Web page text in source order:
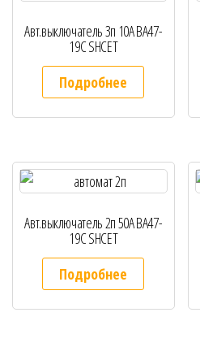
Авт.выключатель 3п 10А ВА47-
19С SHCET
Подробнее
Авт.выключатель 2п 50А ВА47-
19С SHCET
Подробнее